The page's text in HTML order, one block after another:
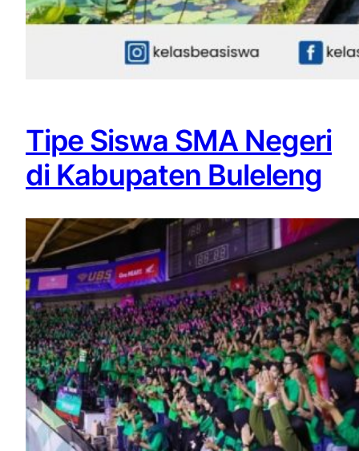
Tipe Siswa SMA Negeri
di Kabupaten Buleleng